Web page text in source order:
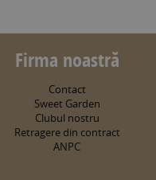
Firma noastră
Contact
Sweet Garden
Clubul nostru
Retragere din contract
ANPC